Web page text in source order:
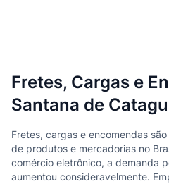
Fretes, Cargas e
Santana de
Fretes, cargas e encomendas
de produtos e mercadorias no
comércio eletrônico, a demanda
aumentou consideravelmente.